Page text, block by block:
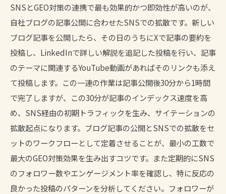
SNSとGEO対策の連携で最も効果的かつ即効性が高いのが、
自社ブログの記事公開に合わせたSNSでの拡散です。新しい
ブログ記事を公開したら、その日のうちにXで記事の要約を
投稿し、LinkedInで詳しい解説を追記した投稿を行い、記事
のテーマに関連するYouTube動画があればそのリンクも添え
て投稿します。この一連の作業は記事公開後30分から1時間
で完了しますが、この30分が記事のインデックス速度を高
め、SNS経由の初期トラフィックを生み、サイテーションの
拡散起点になります。ブログ記事の公開とSNSでの拡散をセ
ットのワークフローとして定着させることが、最小の工数で
最大のGEO対策効果を生み出すコツです。また定期的にSNS
のフォロワー数やエンゲージメント率を確認し、特に反応の
良かった投稿のパターンを分析してください。フォロワーが